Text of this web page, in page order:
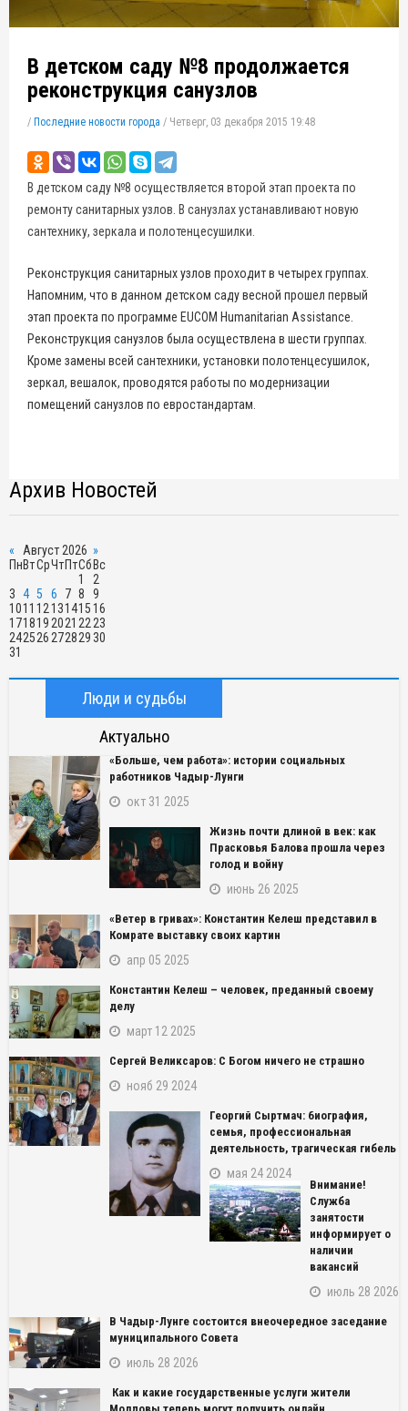
В детском саду №8 продолжается
реконструкция санузлов
/ Последние новости города / Четверг, 03 декабря 2015 19:48
В детском саду №8 осуществляется второй этап проекта по
ремонту санитарных узлов. В санузлах устанавливают новую
сантехнику, зеркала и полотенцесушилки.
Реконструкция санитарных узлов проходит в четырех группах.
Напомним, что в данном детском саду весной прошел первый
этап проекта по программе EUCOM Humanitarian Assistance.
Реконструкция санузлов была осуществлена в шести группах.
Кроме замены всей сантехники, установки полотенцесушилок,
зеркал, вешалок, проводятся работы по модернизации
помещений санузлов по евростандартам.
Архив Новостей
« Август 2026 »
ПнВтСрЧтПтСб Вс
1
2
3 4 5 6 7 8
9
1011 1213141516
171819 2021 22 23
242526 27282930
31
Люди и судьбы
Актуально
«Больше, чем работа»: истории социальных
работников Чадыр-Лунги
окт 31 2025
Жизнь почти длиной в век: как
Прасковья Балова прошла через
голод и войну
июнь 26 2025
«Ветер в гривах»: Константин Келеш представил в
Комрате выставку своих картин
апр 05 2025
Константин Келеш – человек, преданный своему
делу
март 12 2025
Сергей Великсаров: С Богом ничего не страшно
нояб 29 2024
Георгий Сыртмач: биография,
семья, профессиональная
деятельность, трагическая гибель
мая 24 2024
Внимание!
Служба
занятости
информирует о
наличии
вакансий
июль 28 2026
В Чадыр-Лунге состоится внеочередное заседание
муниципального Совета
июль 28 2026
Как и какие государственные услуги жители